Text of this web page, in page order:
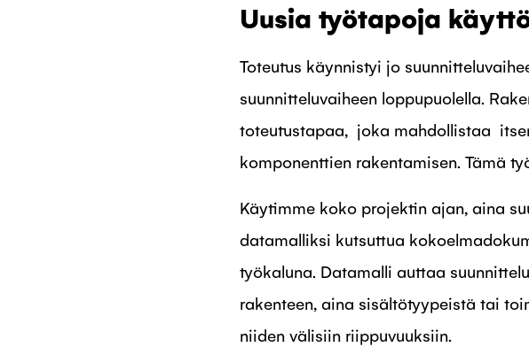
Uusia työtapoja
Toteutus käynnistyi jo
suunnitteluvaiheen loppupuolella.
toteutustapaa, joka mahdollistaa
komponenttien rakentamisen. Tämä
Käytimme koko projektin ajan, aina
datamalliksi kutsuttua
työkaluna. Datamalli auttaa
rakenteen, aina sisältötyypeistä tai
niiden välisiin riippuvuuksiin.